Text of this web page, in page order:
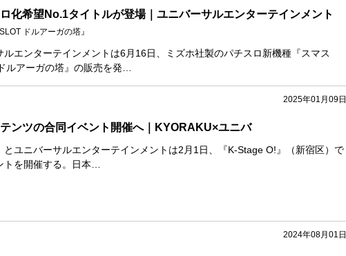
化希望No.1タイトルが登場｜ユニバーサルエンターテインメント
ドルアーガの塔』
ルエンターテインメントは6月16日、ミズホ社製のパチスロ新機種『スマス
ルアーガの塔』の販売を発…
2025年01月09日
ンツの合同イベント開催へ｜KYORAKU×ユニバ
とユニバーサルエンターテインメントは2月1日、『K-Stage O!』（新宿区）で
トを開催する。日本…
2024年08月01日